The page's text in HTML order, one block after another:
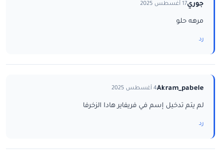
جوري17 أغسطس 2025
مرهه حلو
رد
Akram_pabele4 أغسطس 2025
لم يتم تدخيل إسم في فريفاير هادا الزخرفا
رد